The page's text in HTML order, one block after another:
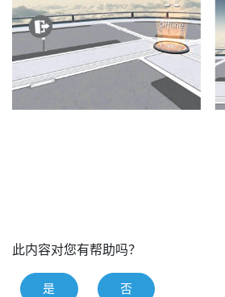
此内容对您有帮助吗？
是 否